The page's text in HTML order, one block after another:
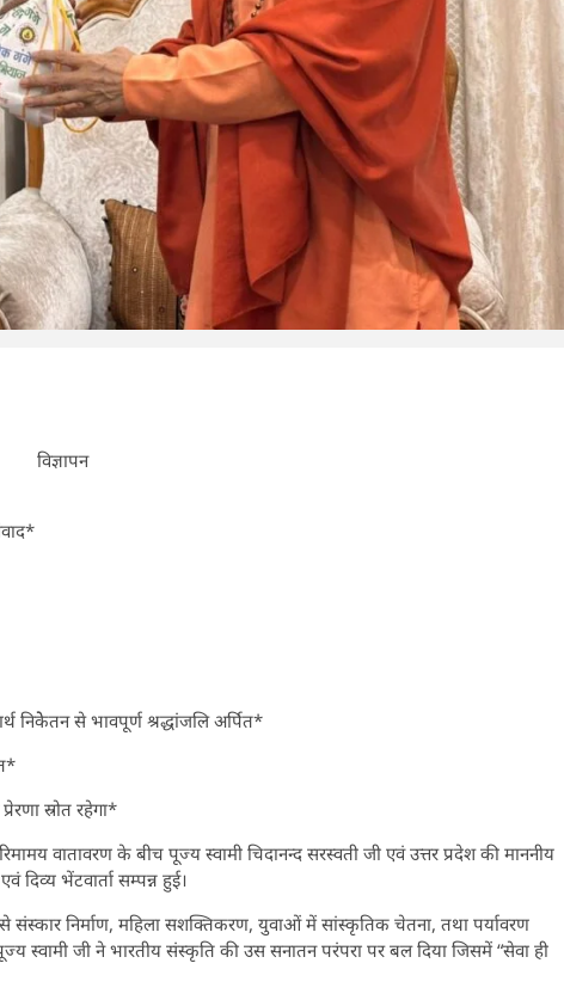
विज्ञापन
निकेेतन से भावपूर्ण श्रद्धांजलि अर्पित*
स्रोत रहेगा*
के बीच पूज्य स्वामी चिदानन्द सरस्वती जी एवं उत्तर प्रदेश की माननीय
भेंटवार्ता सम्पन्न हुई।
निर्माण, महिला सशक्तिकरण, युवाओं में सांस्कृतिक चेतना, तथा पर्यावरण
स्वामी जी ने भारतीय संस्कृति की उस सनातन परंपरा पर बल दिया जिसमें “सेवा ही